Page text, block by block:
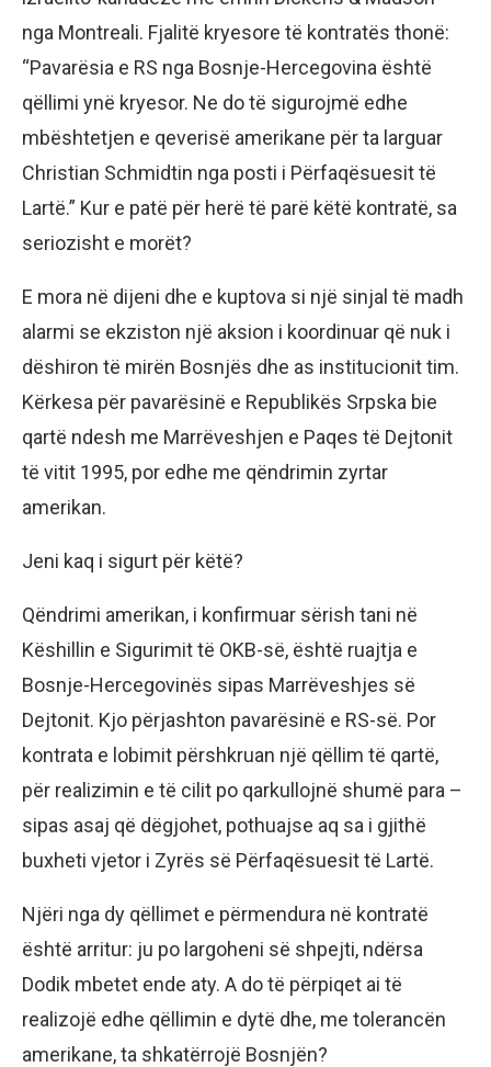
nga Montreali. Fjalitë kryesore të kontratës thonë:
“Pavarësia e RS nga Bosnje-Hercegovina është
qëllimi ynë kryesor. Ne do të sigurojmë edhe
mbështetjen e qeverisë amerikane për ta larguar
Christian Schmidtin nga posti i Përfaqësuesit të
Lartë.” Kur e patë për herë të parë këtë kontratë, sa
seriozisht e morët?
E mora në dijeni dhe e kuptova si një sinjal të madh
alarmi se ekziston një aksion i koordinuar që nuk i
dëshiron të mirën Bosnjës dhe as institucionit tim.
Kërkesa për pavarësinë e Republikës Srpska bie
qartë ndesh me Marrëveshjen e Paqes të Dejtonit
të vitit 1995, por edhe me qëndrimin zyrtar
amerikan.
Jeni kaq i sigurt për këtë?
Qëndrimi amerikan, i konfirmuar sërish tani në
Këshillin e Sigurimit të OKB-së, është ruajtja e
Bosnje-Hercegovinës sipas Marrëveshjes së
Dejtonit. Kjo përjashton pavarësinë e RS-së. Por
kontrata e lobimit përshkruan një qëllim të qartë,
për realizimin e të cilit po qarkullojnë shumë para –
sipas asaj që dëgjohet, pothuajse aq sa i gjithë
buxheti vjetor i Zyrës së Përfaqësuesit të Lartë.
Njëri nga dy qëllimet e përmendura në kontratë
është arritur: ju po largoheni së shpejti, ndërsa
Dodik mbetet ende aty. A do të përpiqet ai të
realizojë edhe qëllimin e dytë dhe, me tolerancën
amerikane, ta shkatërrojë Bosnjën?